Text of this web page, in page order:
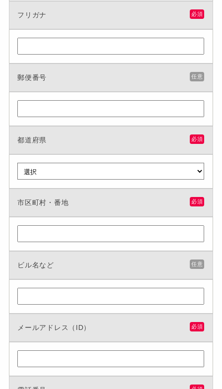
フリガナ 必須
郵便番号 任意
都道府県 必須
市区町村・番地 必須
ビル名など 任意
メールアドレス（ID） 必須